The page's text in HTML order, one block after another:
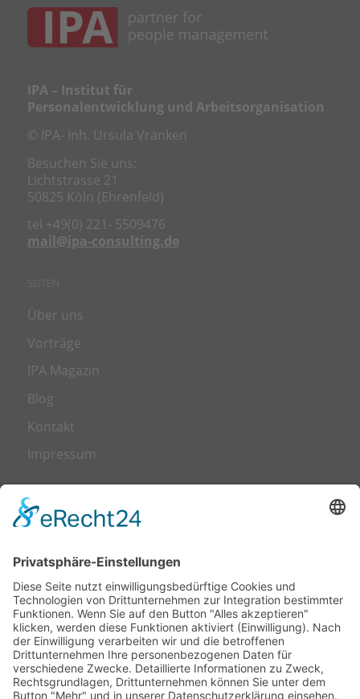
IPA – Institut für
Personalentwicklung und Arbeitsorganisation
© IPA- Inh. Ursula Vranken
Besuchen Sie uns:
Lichtstrasse 21
50825 Köln (Ehrenfeld)
tel +49(0) 221- 5509476
mail@ipa-consulting.de
SEITEN
Über uns
Vorträge
IPA Magazin
Blog
Kontakt
Impressum
LEISTUNGEN
Transformation
Leadership
Talent Management
Trainings & Workshops
Business Coaching
Kulturrat – alternative Mitbestimmung